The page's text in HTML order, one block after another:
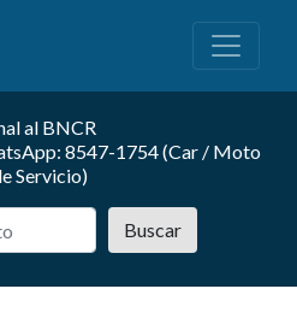
al BNCR
8547-1754 (Car / Moto
Servicio)
Buscar